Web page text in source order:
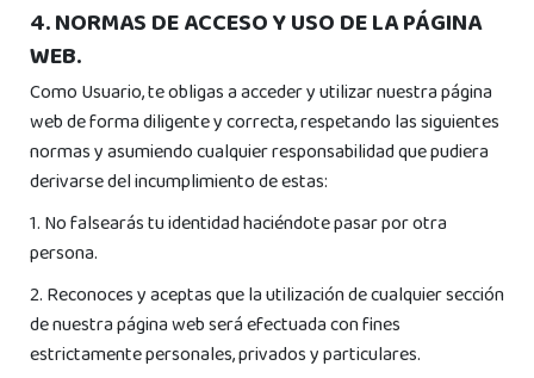
4. NORMAS DE ACCESO Y USO DE LA PÁGINA
WEB.
Como Usuario, te obligas a acceder y utilizar nuestra página
web de forma diligente y correcta, respetando las siguientes
normas y asumiendo cualquier responsabilidad que pudiera
derivarse del incumplimiento de estas:
1. No falsearás tu identidad haciéndote pasar por otra
persona.
2. Reconoces y aceptas que la utilización de cualquier sección
de nuestra página web será efectuada con fines
estrictamente personales, privados y particulares.